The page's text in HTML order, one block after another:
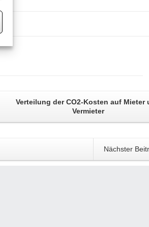
Verteilung der CO2-Kosten auf Mieter
Vermieter
Nächster